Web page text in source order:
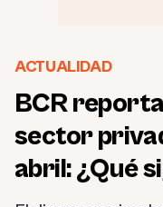
ACTUALIDAD
BCR
sector
abril: ¿Qué